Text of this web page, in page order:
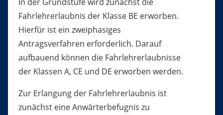
Fahrlehrerlaubnis der Klasse BE erworben.
Hierfür ist ein zweiphasiges
Antragsverfahren erforderlich. Darauf
aufbauend können die Fahrlehrerlaubnisse
der Klassen A, CE und DE erworben werden.
Zur Erlangung der Fahrlehrerlaubnis ist
zunächst eine Anwärterbefugnis zu